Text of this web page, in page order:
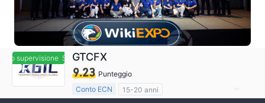
supervisione Sotto supervisione
GTCFX
9.23 Punteggio
Conto ECN
15-20 anni